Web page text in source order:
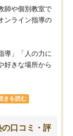
師や個別教室で
ンライン指導の
導」「人の力に
好きな場所から
きを読む
の口コミ・評